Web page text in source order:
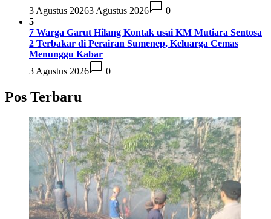
3 Agustus 20263 Agustus 2026
0
5
7 Warga Garut Hilang Kontak usai KM Mutiara Sentosa
2 Terbakar di Perairan Sumenep, Keluarga Cemas
Menunggu Kabar
3 Agustus 2026
0
Pos Terbaru